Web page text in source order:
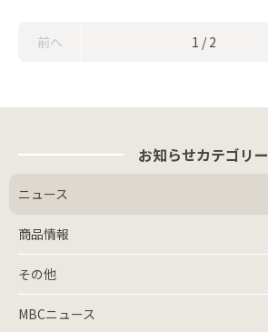
前へ 1 / 2
お知らせカテゴリー
ニュース
商品情報
その他
MBCニュース